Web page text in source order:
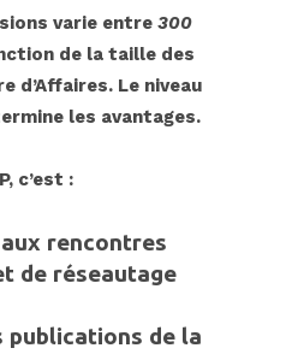
varie entre 300
de la taille des
d’Affaires. Le niveau
les avantages.
c’est :
rencontres
de réseautage
publications de la